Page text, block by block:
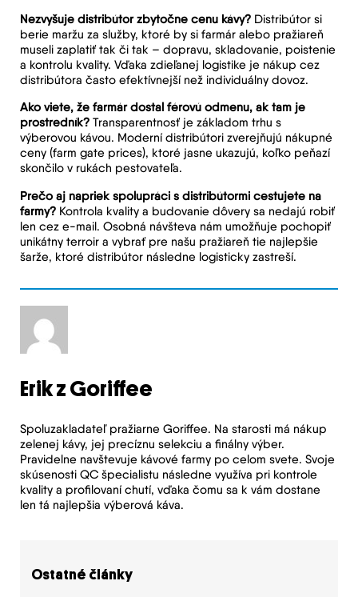
Nezvyšuje distribútor zbytočne cenu kávy? Distribútor si
berie maržu za služby, ktoré by si farmár alebo pražiareň
museli zaplatiť tak či tak – dopravu, skladovanie, poistenie
a kontrolu kvality. Vďaka zdieľanej logistike je nákup cez
distribútora často efektívnejší než individuálny dovoz.
Ako viete, že farmár dostal férovú odmenu, ak tam je
prostredník? Transparentnosť je základom trhu s
výberovou kávou. Moderní distribútori zverejňujú nákupné
ceny (farm gate prices), ktoré jasne ukazujú, koľko peňazí
skončilo v rukách pestovateľa.
Prečo aj napriek spolupráci s distribútormi cestujete na
farmy? Kontrola kvality a budovanie dôvery sa nedajú robiť
len cez e-mail. Osobná návšteva nám umožňuje pochopiť
unikátny terroir a vybrať pre našu pražiareň tie najlepšie
šarže, ktoré distribútor následne logisticky zastreší.
Erik z Goriffee
Spoluzakladateľ pražiarne Goriffee. Na starosti má nákup
zelenej kávy, jej precíznu selekciu a finálny výber.
Pravidelne navštevuje kávové farmy po celom svete. Svoje
skúsenosti QC špecialistu následne využíva pri kontrole
kvality a profilovaní chutí, vďaka čomu sa k vám dostane
len tá najlepšia výberová káva.
Ostatné články